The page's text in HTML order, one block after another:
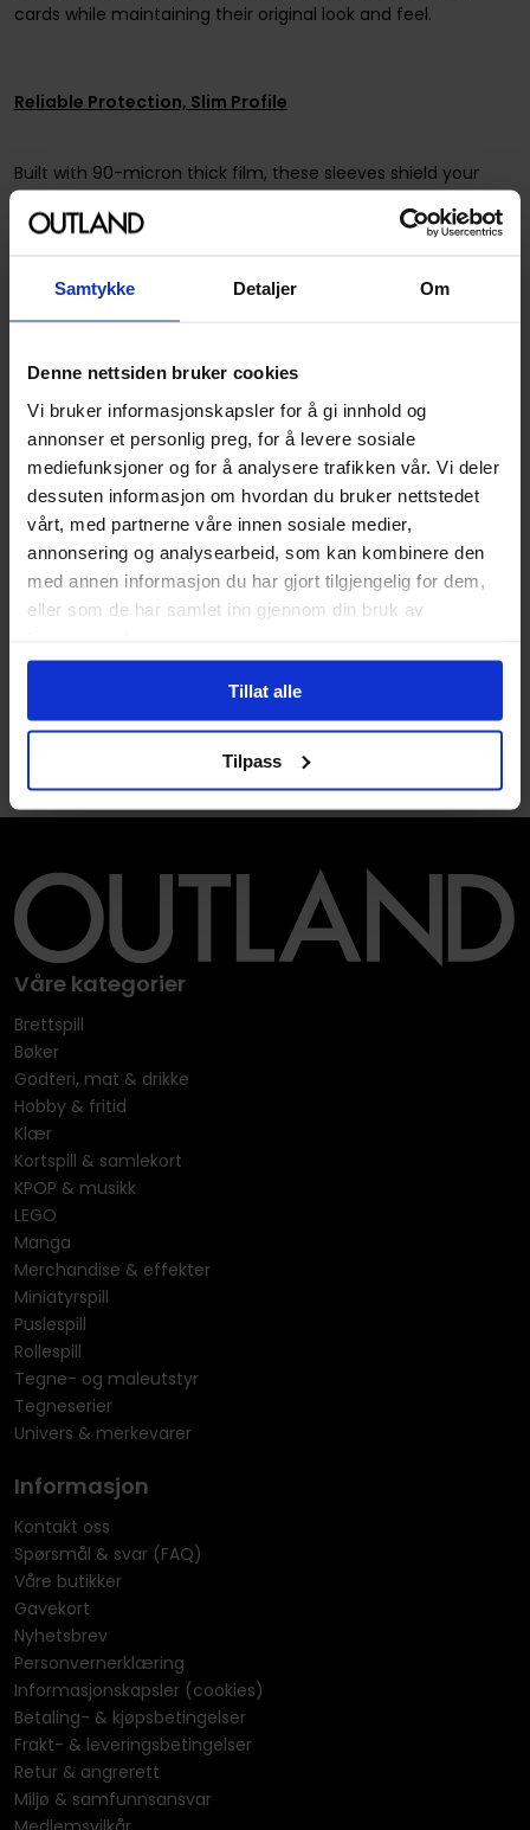
Samtykke Detaljer Om
Denne nettsiden bruker cookies
Vi bruker informasjonskapsler for å gi innhold og
annonser et personlig preg, for å levere sosiale
mediefunksjoner og for å analysere trafikken vår. Vi deler
dessuten informasjon om hvordan du bruker nettstedet
vårt, med partnerne våre innen sosiale medier,
annonsering og analysearbeid, som kan kombinere den
med annen informasjon du har gjort tilgjengelig for dem,
eller som de har samlet inn gjennom din bruk av
Tillat alle
Tilpass
cards while maintaining their original look and feel.
Reliable Protection, Slim Profile
Built with 90-micron thick film, these sleeves shield your
cards from scratches, edge wear, and minor damage. At
the same time, they remain slim and flexible, so you can
Spesifikasjoner
Varenummer
6425453000454
Opprinnelsesland :
Kina
Format
Kortlommer
Serie
Paladin Board Game
Sleeves
Utgiver
Board & Dice
Språk
Engelsk
Våre kategorier
Brettspill
Bøker
Godteri, mat & drikke
Hobby & fritid
Klær
Kortspill & samlekort
KPOP & musikk
LEGO
Manga
Merchandise & effekter
Miniatyrspill
Puslespill
Rollespill
Tegne- og maleutstyr
Tegneserier
Univers & merkevarer
Informasjon
Kontakt oss
Spørsmål & svar (FAQ)
Våre butikker
Gavekort
Nyhetsbrev
Personvernerklæring
Informasjonskapsler (cookies)
Betaling- & kjøpsbetingelser
Frakt- & leveringsbetingelser
Retur & angrerett
Miljø & samfunnsansvar